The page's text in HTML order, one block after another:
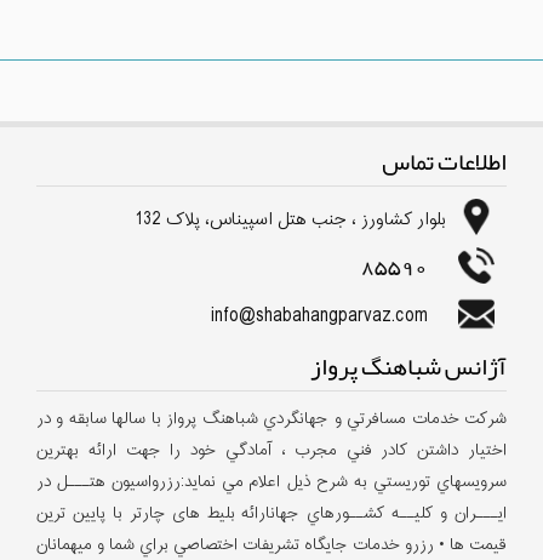
اطلاعات تماس
بلوار كشاورز ، جنب هتل اسپیناس، پلاک 132
85590
info@shabahangparvaz.com
آژانس شباهنگ پرواز
شركت خدمات مسافرتي و جهانگردي شباهنگ پرواز با سالها سابقه و در
اختيار داشتن كادر فني مجرب ، آمادگي خود را جهت ارائه بهترين
سرويسهاي توريستي به شرح ذيل اعلام مي نمايد:رزرواسيون هتـــل در
ايـــران و كليــه كشــورهاي جهانارائه بلیط های چارتر با پایین ترین
قیمت ها • رزرو خدمات جايگاه تشريفات اختصاصي براي شما و ميهمانان